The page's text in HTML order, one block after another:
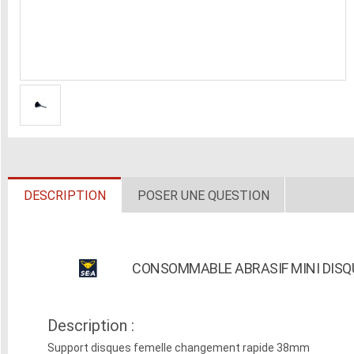
DESCRIPTION POSER UNE QUESTION
CONSOMMABLE ABRASIF MINI
Description :
Support disques femelle changement rapide 38mm